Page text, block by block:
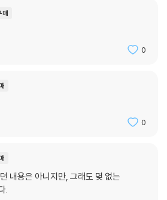
매
0
0
내용은 아니지만, 그래도 몇 없는
.